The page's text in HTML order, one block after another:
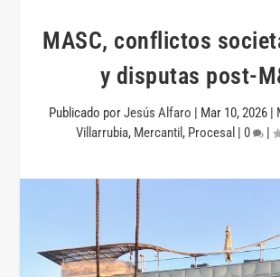
MASC, conflictos
y disputas post-
Publicado porJesús Alfaro | Mar 10, 2026 |
Villarrubia, Mercantil , Procesal | 0 |